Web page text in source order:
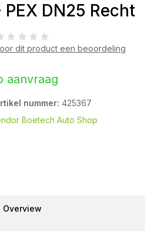
PEX DN25 Recht
dit product een beoordeling
aanvraag
nummer: 425367
Boetech Auto Shop
Overview